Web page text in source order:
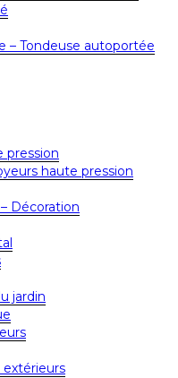
– Tondeuse autoportée
pression
haute pression
Décoration
jardin